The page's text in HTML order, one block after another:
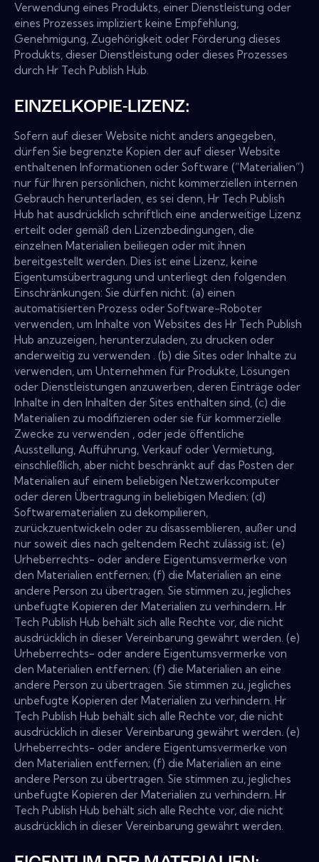
Verwendung eines Produkts, einer Dienstleistung oder
eines Prozesses impliziert keine Empfehlung,
Genehmigung, Zugehörigkeit oder Förderung dieses
Produkts, dieser Dienstleistung oder dieses Prozesses
durch Hr Tech Publish Hub.
EINZELKOPIE-LIZENZ:
Sofern auf dieser Website nicht anders angegeben,
dürfen Sie begrenzte Kopien der auf dieser Website
enthaltenen Informationen oder Software (“Materialien”)
nur für Ihren persönlichen, nicht kommerziellen internen
Gebrauch herunterladen, es sei denn, Hr Tech Publish
Hub hat ausdrücklich schriftlich eine anderweitige Lizenz
erteilt oder gemäß den Lizenzbedingungen, die
einzelnen Materialien beiliegen oder mit ihnen
bereitgestellt werden. Dies ist eine Lizenz, keine
Eigentumsübertragung und unterliegt den folgenden
Einschränkungen: Sie dürfen nicht: (a) einen
automatisierten Prozess oder Software-Roboter
verwenden, um Inhalte von Websites des Hr Tech Publish
Hub anzuzeigen, herunterzuladen, zu drucken oder
anderweitig zu verwenden . (b) die Sites oder Inhalte zu
verwenden, um Unternehmen für Produkte, Lösungen
oder Dienstleistungen anzuwerben, deren Einträge oder
Inhalte in den Inhalten der Sites enthalten sind, (c) die
Materialien zu modifizieren oder sie für kommerzielle
Zwecke zu verwenden , oder jede öffentliche
Ausstellung, Aufführung, Verkauf oder Vermietung,
einschließlich, aber nicht beschränkt auf das Posten der
Materialien auf einem beliebigen Netzwerkcomputer
oder deren Übertragung in beliebigen Medien; (d)
Softwarematerialien zu dekompilieren,
zurückzuentwickeln oder zu disassemblieren, außer und
nur soweit dies nach geltendem Recht zulässig ist; (e)
Urheberrechts- oder andere Eigentumsvermerke von
den Materialien entfernen; (f) die Materialien an eine
andere Person zu übertragen. Sie stimmen zu, jegliches
unbefugte Kopieren der Materialien zu verhindern. Hr
Tech Publish Hub behält sich alle Rechte vor, die nicht
ausdrücklich in dieser Vereinbarung gewährt werden. (e)
Urheberrechts- oder andere Eigentumsvermerke von
den Materialien entfernen; (f) die Materialien an eine
andere Person zu übertragen. Sie stimmen zu, jegliches
unbefugte Kopieren der Materialien zu verhindern. Hr
Tech Publish Hub behält sich alle Rechte vor, die nicht
ausdrücklich in dieser Vereinbarung gewährt werden. (e)
Urheberrechts- oder andere Eigentumsvermerke von
den Materialien entfernen; (f) die Materialien an eine
andere Person zu übertragen. Sie stimmen zu, jegliches
unbefugte Kopieren der Materialien zu verhindern. Hr
Tech Publish Hub behält sich alle Rechte vor, die nicht
ausdrücklich in dieser Vereinbarung gewährt werden.